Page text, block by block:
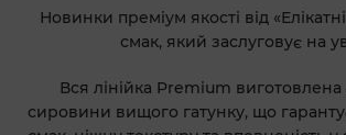
Новинки преміум якості від
смак, який заслуговує на
Вся лінійка Premium виготовлена
сировини вищого гатунку, що